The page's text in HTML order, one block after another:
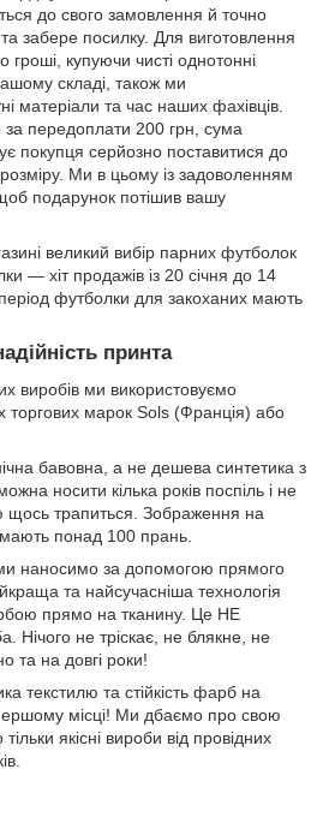
до свого замовлення й точно
забере посилку. Для виготовлення
купуючи чисті однотонні
складі, також ми
матеріали та час наших фахівців.
передоплати 200 грн, сума
покупця серйозно поставитися до
Ми в цьому із задоволенням
подарунок потішив вашу
великий вибір парних футболок
— хіт продажів із 20 січня до 14
футболки для закоханих мають
принта
виробів ми використовуємо
торгових марок Sols (Франція) або
бавовна, а не дешева синтетика з
носити кілька років поспіль і не
трапиться. Зображення на
понад 100 прань.
наносимо за допомогою прямого
та найсучасніша технологія
прямо на тканину. Це НЕ
Нічого не тріскає, не блякне, не
та на довгі роки!
текстилю та стійкість фарб на
місці! Ми дбаємо про свою
якісні вироби від провідних